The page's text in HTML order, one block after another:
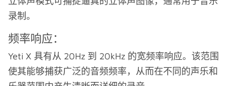
录制。
频率响应：
Yeti X 具有从 20Hz 到 20kHz 的宽频率响应。该范围
使其能够捕获广泛的音频频率，从而在不同的声乐和